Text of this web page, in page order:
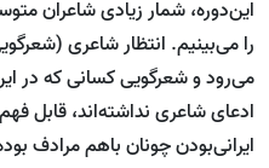
این‌دوره، شمار زیادی شاعران
را می‌بینیم. انتظار شاعری
می‌رود و شعرگویی کسانی که در
ادعای شاعری نداشته‌اند، قابل
ایرانی‌بودن چونان باهم مرادف